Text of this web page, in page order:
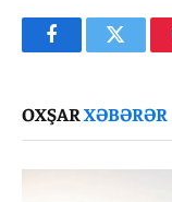
FacebookTwitter
OXŞARXƏBƏRƏR